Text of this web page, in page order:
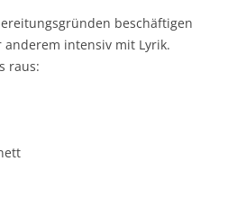
beschäftigen
intensiv mit Lyrik.
raus: